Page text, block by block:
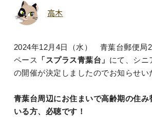
高木
2024年12月4日（水） 青葉台郵便局
ペース
「スプラス青葉台」 にて、シニ
の開催が決定しましたのでお知らせい
青葉台周辺にお住まいで高齢期の住み
いる方、必聴です！